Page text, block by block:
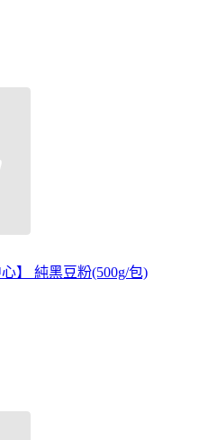
】 純黑豆粉(500g/包)